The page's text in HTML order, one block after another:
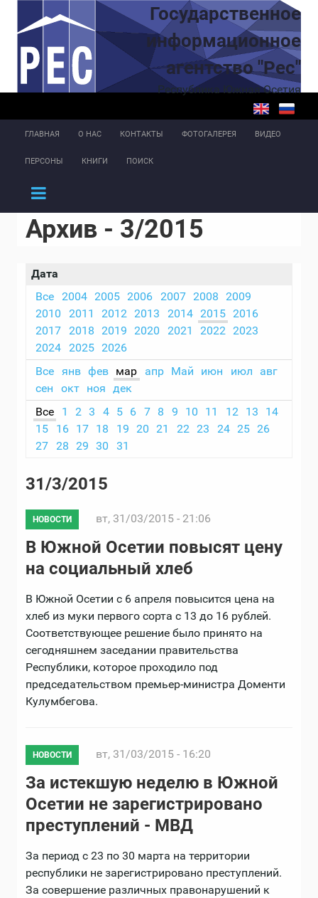
Перейти к основному содержаниюГосударственное
информационное
агентство "Рес"
Республика Южная Осетия
ГЛАВНАЯ О НАС КОНТАКТЫ ФОТОГАЛЕРЕЯ ВИДЕО
ПЕРСОНЫ КНИГИ ПОИСК
Архив - 3/2015
Дата
Все
2004 2005 2006 2007 2008
2009
2010
2011 2012 2013 2014 2015 2016
2017
2018 2019 2020 2021 2022 2023
2024
2025
2026
Все янв фев мар апр Май июн июл
авг
сен
окт ноя дек
Все
1 2 3 4 5 6 7 8 9 10 11 12 13
14
15
16 17 18 19 20 21 22 23 24 25 26
27
28 29 30 31
31/3/2015
НОВОСТИ вт, 31/03/2015 - 21:06
В Южной Осетии повысят цену
на социальный хлеб
В Южной Осетии с 6 апреля повысится цена на
хлеб из муки первого сорта с 13 до 16 рублей.
Соответствующее решение было принято на
сегодняшнем заседании правительства
Республики, которое проходило под
председательством премьер-министра Доменти
Кулумбегова.
НОВОСТИ вт, 31/03/2015 - 16:20
За истекшую неделю в Южной
Осетии не зарегистрировано
преступлений - МВД
За период с 23 по 30 марта на территории
республики не зарегистрировано преступлений.
За совершение различных правонарушений к